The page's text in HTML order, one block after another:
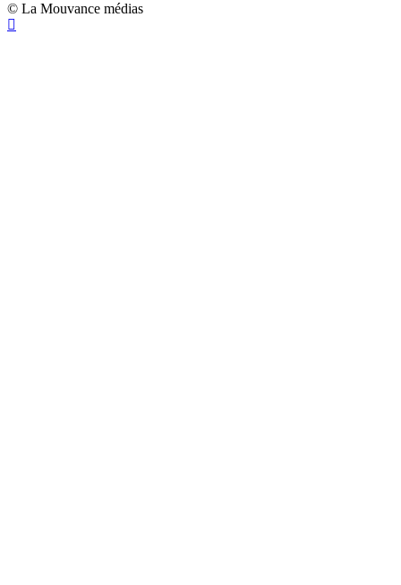
© La Mouvance médias